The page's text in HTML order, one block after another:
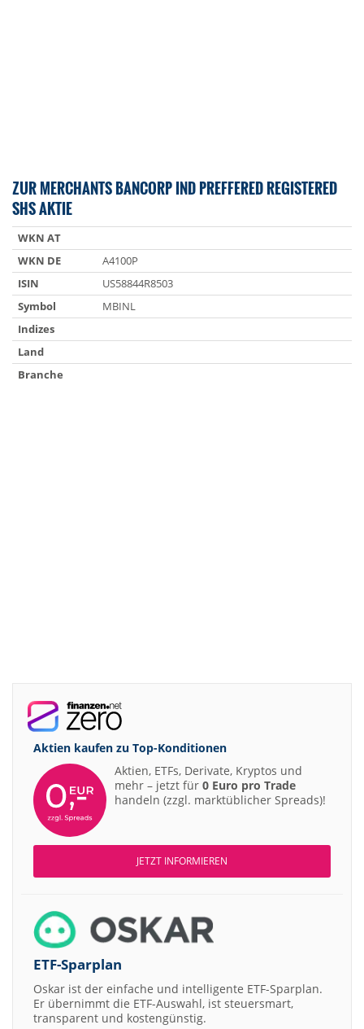
ZUR MERCHANTS BANCORP IND PREFFERED REGISTERED
SHS AKTIE
WKN AT
WKN DE
A4100P
ISIN
US58844R8503
Symbol
MBINL
Indizes
Land
Branche
Aktien kaufen zu Top-Konditionen
Aktien, ETFs, Derivate, Kryptos und
mehr – jetzt für 0 Euro pro Trade
handeln (zzgl. marktüblicher Spreads)!
JETZT INFORMIEREN
ETF-Sparplan
Oskar ist der einfache und intelligente ETF-Sparplan.
Er übernimmt die ETF-Auswahl, ist steuersmart,
transparent und kostengünstig.